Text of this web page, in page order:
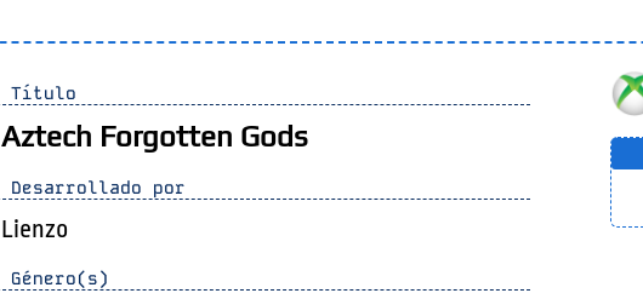
Título
Aztech Forgotten Gods
Desarrollado por
Lienzo
Género(s)